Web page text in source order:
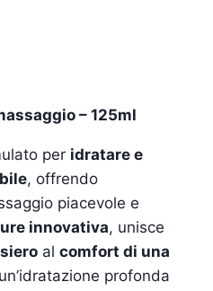
– 125ml
per idratare e
, offrendo
piacevole e
innovativa, unisce
al comfort di una
profonda